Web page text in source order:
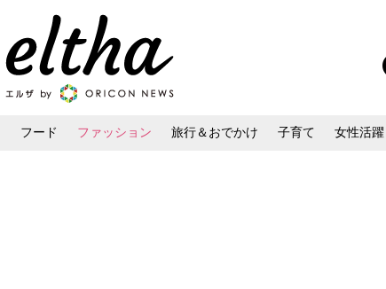
フード ファッション 旅行＆おでかけ 子育て 女性活躍